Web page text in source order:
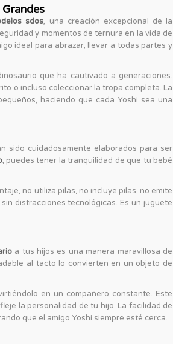
sdos, una creación excepcional de la
y momentos de ternura en la vida de
ideal para abrazar, llevar a todas partes y
que ha cautivado a generaciones.
o incluso coleccionar la tropa completa. La
haciendo que cada Yoshi sea una
sido cuidadosamente elaborados para ser
, puedes tener la tranquilidad de que tu bebé
no utiliza pilas, no incluye pilas, no emite
distracciones tecnológicas. Es un juguete
a tus hijos es una manera maravillosa de
al tacto lo convierten en un objeto de
en un compañero constante. Este
la personalidad de tu hijo. La facilidad de
que el amigo Yoshi siempre esté cerca.